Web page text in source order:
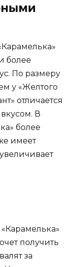
более
По размеру
у «Желтого
отличается
В
более
имеет
получить
за